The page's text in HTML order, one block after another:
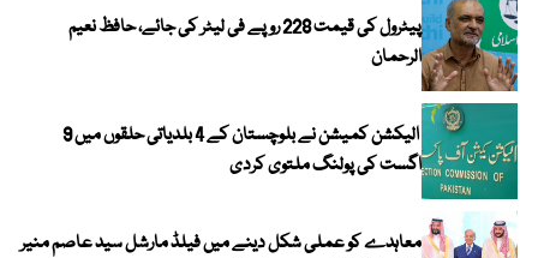
پیٹرول کی قیمت 228 روپے فی لیٹر کی جائے، حافظ نعیم
الرحمان
الیکشن کمیشن نے بلوچستان کے 4 بلدیاتی حلقوں میں 9
اگست کی پولنگ ملتوی کردی
معاہدے کو عملی شکل دینے میں فیلڈ مارشل سید عاصم منیر